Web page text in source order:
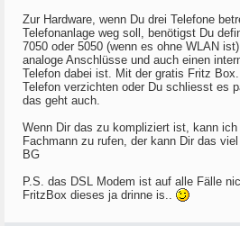
Zur Hardware, wenn Du drei Telefone
Telefonanlage weg soll, benötigst Du
7050 oder 5050 (wenn es ohne WLAN
analoge Anschlüsse und auch einen
Telefon dabei ist. Mit der gratis Fritz
Telefon verzichten oder Du schliesst es
das geht auch.
Wenn Dir das zu kompliziert ist, kann
Fachmann zu rufen, der kann Dir das
BG
P.S. das DSL Modem ist auf alle Fälle
FritzBox dieses ja drinne is..